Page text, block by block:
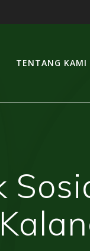
TENTANG KAMI